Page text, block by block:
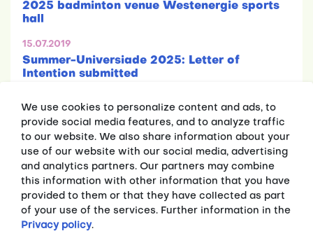
2025 badminton venue Westenergie sports
hall
15.07.2019
Summer-Universiade 2025: Letter of
Intention submitted
Press releases
Fakten
MEDIA
We use cookies to personalize content and ads, to
provide social media features, and to analyze traffic
to our website. We also share information about your
use of our website with our social media, advertising
and analytics partners. Our partners may combine
this information with other information that you have
provided to them or that they have collected as part
of your use of the services. Further information in the
Privacy policy.